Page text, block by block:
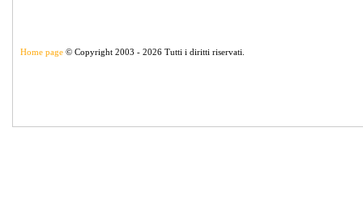
Home page © Copyright 2003 - 2026 Tutti i diritti riservati.